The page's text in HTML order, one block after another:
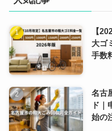
【
大ゴ
手数
名古
ド
始の